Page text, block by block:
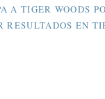
A TIGER WOODS
RESULTADOS EN